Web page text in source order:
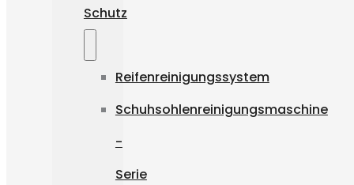
Schutz
Reifenreinigungssystem
Schuhsohlenreinigungsmaschine
-
Serie